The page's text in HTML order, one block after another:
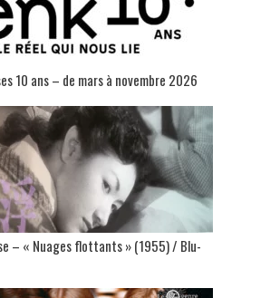
10 ans – de mars à novembre 2026
– « Nuages flottants » (1955) / Blu-